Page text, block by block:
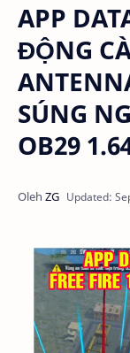
APP
ĐỘNG
SÚNG
OB29